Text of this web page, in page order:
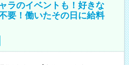
ラのイベントも！好きな
要！働いたその日に給料